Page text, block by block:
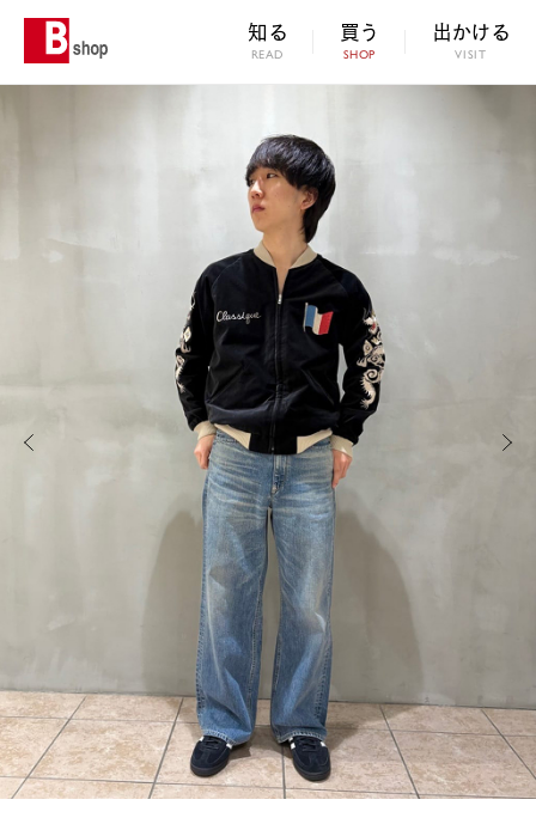
知る
READ
買う
SHOP
出かける
VISIT